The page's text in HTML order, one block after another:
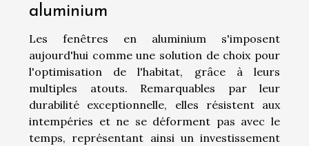
aluminium
Les fenêtres en aluminium s'imposent
aujourd'hui comme une solution de choix pour
l'optimisation de l'habitat, grâce à leurs
multiples atouts. Remarquables par leur
durabilité exceptionnelle, elles résistent aux
intempéries et ne se déforment pas avec le
temps, représentant ainsi un investissement